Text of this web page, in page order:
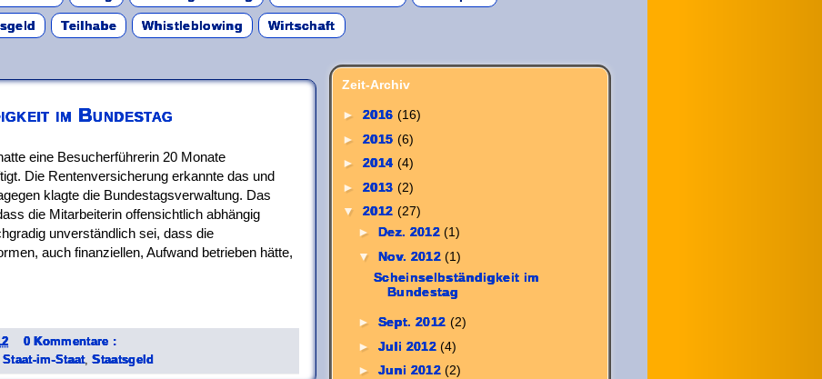
Teilhabe Whistleblowing Wirtschaft
im Bundestag
eine Besucherführerin 20 Monate
Die Rentenversicherung erkannte das und
klagte die Bundestagsverwaltung. Das
die Mitarbeiterin offensichtlich abhängig
unverständlich sei, dass die
auch finanziellen, Aufwand betrieben hätte,
0 Kommentare :
,Staat-im-Staat,Staatsgeld
Zeit-Archiv
►2016 (16)
►2015 (6)
►2014 (4)
►2013 (2)
▼2012 (27)
► Dez. 2012(1)
▼ Nov. 2012(1)
Scheinselbständigkeit im
Bundestag
► Sept. 2012 (2)
► Juli 2012(4)
► Juni 2012(2)